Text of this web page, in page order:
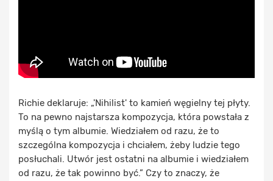
Richie deklaruje: „'Nihilist' to kamień węgielny tej płyty.
To na pewno najstarsza kompozycja, która powstała z
myślą o tym albumie. Wiedziałem od razu, że to
szczególna kompozycja i chciałem, żeby ludzie tego
posłuchali. Utwór jest ostatni na albumie i wiedziałem
od razu, że tak powinno być.” Czy to znaczy, że